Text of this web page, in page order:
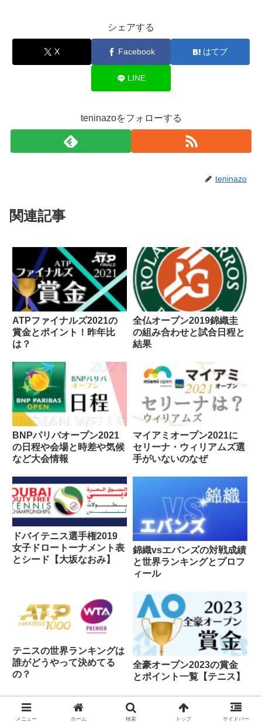
シェアする
X Facebook はてブ
LINE
teninazoをフォローする
teninazo
関連記事
ATPファイナルズ2021の
賞金とポイント！昨年比
は？
全仏オープン2019錦織圭
の組み合わせと試合日程と
結果
BNPパリバオープン2021
の日程や会場と時差や気候
など大会情報
マイアミオープン2021に
セリーナ・ウィリアムズ選
手がいないのなぜ
ドバイテニス選手権2019
女子ドロートーナメント表
とシード【大坂なおみ】
錦織vsエバンズの対戦成績
と世界ランキングとプロフ
ィール
テニスの世界ランキングは
誰がどうやって決めてる
の？
全豪オープン2023の賞金
とポイント一覧【テニス】
スポンサーリンク
メニュー ホーム 検索 トップ サイドバー